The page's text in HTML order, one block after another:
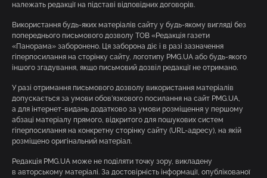
належать редакції на підставі відповідних договорів.
Використання будь-яких матеріалів сайту у будь-якому вигляді без
попереднього письмового дозволу ТОВ «Редакція газети
«Панорама» заборонено. Ця заборона діє і в разі зазначення
гіперпосилання на сторінку сайту, логотипу PMG.UA або будь-якого
іншого згадування, якщо письмовий дозвіл редакції не отримано.
У разі отримання письмового дозволу використання матеріалів
допускається за умови обов’язкового посилання на сайт PMG.UA,
а для інтернет-видань додатково за умови розміщення у першому
абзаці матеріалу прямого, відкритого для пошукових систем
гіперпосилання на конкретну сторінку сайту (URL-адресу), на якій
розміщено оригінальний матеріал.
Редакція PMG.UA може не поділяти точку зору, викладену
в авторському матеріалі. За достовірність інформації, опублікованої